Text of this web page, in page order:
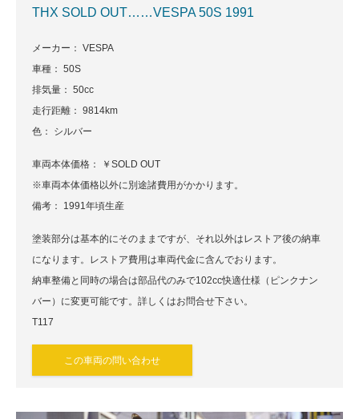
THX SOLD OUT……VESPA 50S 1991
メーカー： VESPA
車種： 50S
排気量： 50cc
走行距離： 9814km
色： シルバー
車両本体価格： ￥SOLD OUT
※車両本体価格以外に別途諸費用がかかります。
備考： 1991年頃生産
塗装部分は基本的にそのままですが、それ以外はレストア後の納車
になります。レストア費用は車両代金に含んでおります。
納車整備と同時の場合は部品代のみで102cc快適仕様（ピンクナン
バー）に変更可能です。詳しくはお問合せ下さい。
T117
この車両の問い合わせ